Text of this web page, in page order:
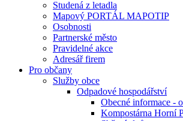
Studená z letadla
Mapový PORTÁL MAPOTIP
Osobnosti
Partnerské město
Pravidelné akce
Adresář firem
Pro občany
Služby obce
Odpadové hospodářství
Obecné informace -
Kompostárna Horní